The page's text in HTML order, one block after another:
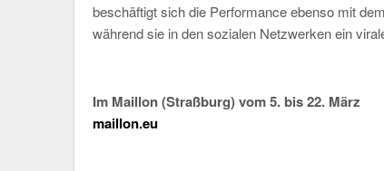
beschäftigt sich die Performance ebenso mit
während sie in den sozialen Netzwerken ein
Im Maillon (Straßburg) vom 5. bis 22. März
maillon.eu